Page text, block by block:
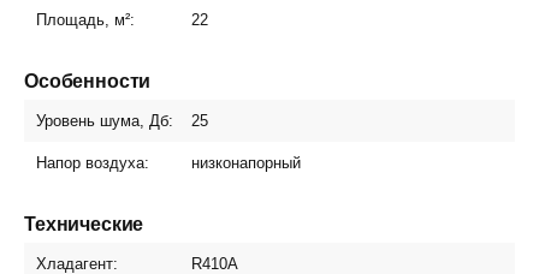
Площадь, м²: 22
Особенности
Уровень шума, Дб: 25
Напор воздуха: низконапорный
Технические
Хладагент: R410A